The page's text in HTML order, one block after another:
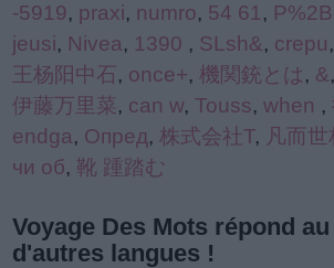
-5919, praxi, numro, 54 61 ,
jeusi, Nivea, 1390 , SLsh&, crepu,
王杨阳中石, once+, 機関銃とは, &,
伊藤万里菜, can w, Touss, when ,
endga, Опред, 株式会社T, 凡而世
чи об, 靴 踵踏む
Voyage Des Mots répond
d'autres langues !